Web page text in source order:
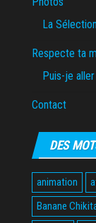
La
Respecte ta
Puis-je
Contact
DES
animation
Banane